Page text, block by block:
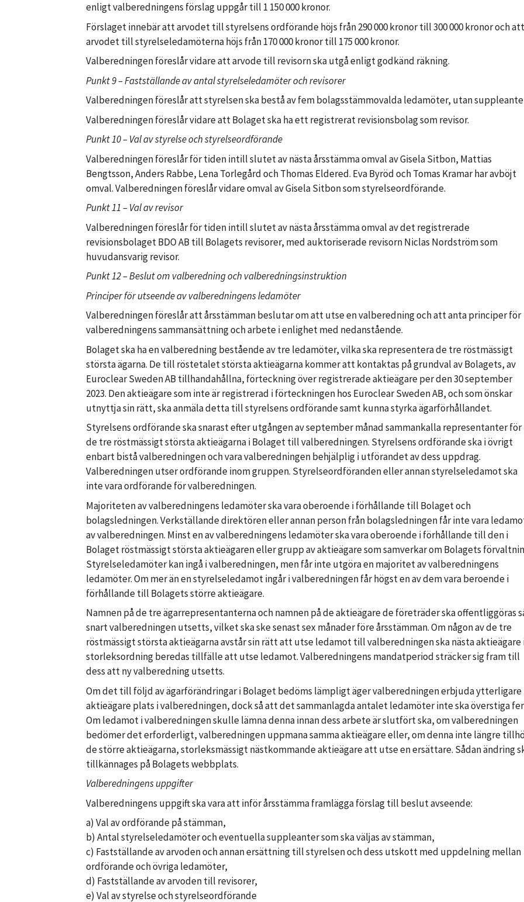
enligt valberedningens förslag uppgår till 1 150 000 kronor.
Förslaget innebär att arvodet till styrelsens ordförande höjs från 290 000 kronor till 300 000 kronor och att
arvodet till styrelseledamöterna höjs från 170 000 kronor till 175 000 kronor.
Valberedningen föreslår vidare att arvode till revisorn ska utgå enligt godkänd räkning.
Punkt 9 – Fastställande av antal styrelseledamöter och revisorer
Valberedningen föreslår att styrelsen ska bestå av fem bolagsstämmovalda ledamöter, utan
Valberedningen föreslår vidare att Bolaget ska ha ett registrerat revisionsbolag som revisor.
Punkt 10 – Val av styrelse och styrelseordförande
Valberedningen föreslår för tiden intill slutet av nästa årsstämma omval av Gisela Sitbon, Mattias
Bengtsson, Anders Rabbe, Lena Torlegård och Thomas Eldered. Eva Byröd och Tomas Kramar har avböjt
omval. Valberedningen föreslår vidare omval av Gisela Sitbon som styrelseordförande.
Punkt 11 – Val av revisor
Valberedningen föreslår för tiden intill slutet av nästa årsstämma omval av det registrerade
revisionsbolaget BDO AB till Bolagets revisorer, med auktoriserade revisorn Niclas Nordström som
huvudansvarig revisor.
Punkt 12 – Beslut om valberedning och valberedningsinstruktion
Principer för utseende av valberedningens ledamöter
Valberedningen föreslår att årsstämman beslutar om att utse en valberedning och att anta principer för
valberedningens sammansättning och arbete i enlighet med nedanstående.
Bolaget ska ha en valberedning bestående av tre ledamöter, vilka ska representera de tre röstmässigt
största ägarna. De till röstetalet största aktieägarna kommer att kontaktas på grundval av Bolagets, av
Euroclear Sweden AB tillhandahållna, förteckning över registrerade aktieägare per den 30 september
2023. Den aktieägare som inte är registrerad i förteckningen hos Euroclear Sweden AB, och som önskar
utnyttja sin rätt, ska anmäla detta till styrelsens ordförande samt kunna styrka ägarförhållandet.
Styrelsens ordförande ska snarast efter utgången av september månad sammankalla representanter för
de tre röstmässigt största aktieägarna i Bolaget till valberedningen. Styrelsens ordförande ska i övrigt
enbart bistå valberedningen och vara valberedningen behjälplig i utförandet av dess uppdrag.
Valberedningen utser ordförande inom gruppen. Styrelseordföranden eller annan styrelseledamot ska
inte vara ordförande för valberedningen.
Majoriteten av valberedningens ledamöter ska vara oberoende i förhållande till Bolaget och
bolagsledningen. Verkställande direktören eller annan person från bolagsledningen får inte vara
av valberedningen. Minst en av valberedningens ledamöter ska vara oberoende i förhållande till den i
Bolaget röstmässigt största aktieägaren eller grupp av aktieägare som samverkar om Bolagets
Styrelseledamöter kan ingå i valberedningen, men får inte utgöra en majoritet av valberedningens
ledamöter. Om mer än en styrelseledamot ingår i valberedningen får högst en av dem vara beroende i
förhållande till Bolagets större aktieägare.
Namnen på de tre ägarrepresentanterna och namnen på de aktieägare de företräder ska offentliggöras
snart valberedningen utsetts, vilket ska ske senast sex månader före årsstämman. Om någon av de tre
röstmässigt största aktieägarna avstår sin rätt att utse ledamot till valberedningen ska nästa aktieägare
storleksordning beredas tillfälle att utse ledamot. Valberedningens mandatperiod sträcker sig fram till
dess att ny valberedning utsetts.
Om det till följd av ägarförändringar i Bolaget bedöms lämpligt äger valberedningen erbjuda ytterligare
aktieägare plats i valberedningen, dock så att det sammanlagda antalet ledamöter inte ska överstiga
Om ledamot i valberedningen skulle lämna denna innan dess arbete är slutfört ska, om valberedningen
bedömer det erforderligt, valberedningen uppmana samma aktieägare eller, om denna inte längre
de större aktieägarna, storleksmässigt nästkommande aktieägare att utse en ersättare. Sådan ändring
tillkännages på Bolagets webbplats.
Valberedningens uppgifter
Valberedningens uppgift ska vara att inför årsstämma framlägga förslag till beslut avseende:
a) Val av ordförande på stämman,
b) Antal styrelseledamöter och eventuella suppleanter som ska väljas av stämman,
c) Fastställande av arvoden och annan ersättning till styrelsen och dess utskott med uppdelning mellan
ordförande och övriga ledamöter,
d) Fastställande av arvoden till revisorer,
e) Val av styrelse och styrelseordförande